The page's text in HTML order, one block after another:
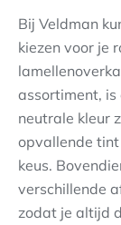
Bij Veldman
kiezen voor je
assortiment, is
neutrale kleur
opvallende
keus.
verschillende
zodat je altijd